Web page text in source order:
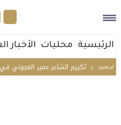
الرئيسية محليات الأخبار
أخر الأخبار | تكريم الشاعر عمير العجوني في